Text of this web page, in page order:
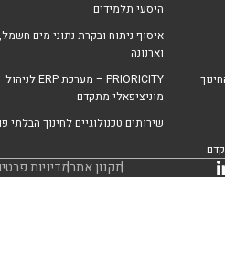
היסעי תלמידים
איסוף ניתוח ובקרת נתוני מים
וארנונה
PRIORICITY – מערכת ERP לניהול
מוניציפאלי מתקדם
שירותים טכנולוגיים לחינוך הבלתי
תקנון אתרמדיניות